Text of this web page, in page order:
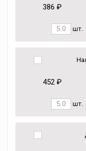
386 ₽
шт.
452 ₽
шт.